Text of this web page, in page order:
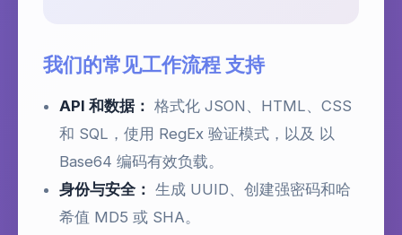
我们的常见工作流程 支持
API 和数据： 格式化 JSON、HTML、CSS
和 SQL，使用 RegEx 验证模式，以及 以
Base64 编码有效负载。
身份与安全： 生成 UUID、创建强密码和哈
希值 MD5 或 SHA。